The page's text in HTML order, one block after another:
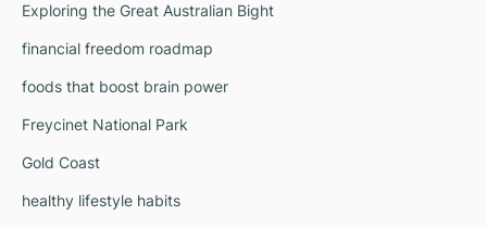
Exploring the Great Australian Bight
financial freedom roadmap
foods that boost brain power
Freycinet National Park
Gold Coast
healthy lifestyle habits